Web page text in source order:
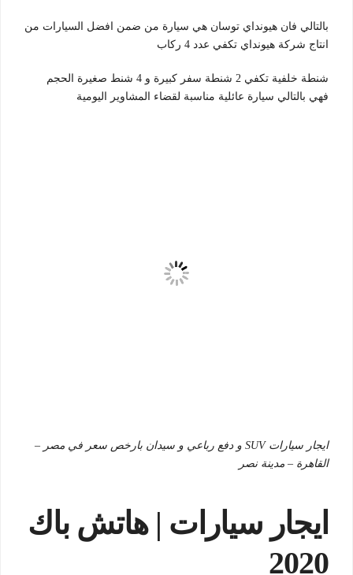
بالتالي فان هيونداي توسان هي سيارة من ضمن افضل السيارات من
انتاج شركة هيونداي تكفي عدد 4 ركاب
شنطة خلفية تكفي 2 شنطة سفر كبيرة و 4 شنط صغيرة الحجم
فهي بالتالي سيارة عائلية مناسبة لقضاء المشاوير اليومية
ايجار سيارات SUV و دفع رباعي و سيدان بارخص سعر في مصر –
القاهرة – مدينة نصر
ايجار سيارات | هاتش باك
2020